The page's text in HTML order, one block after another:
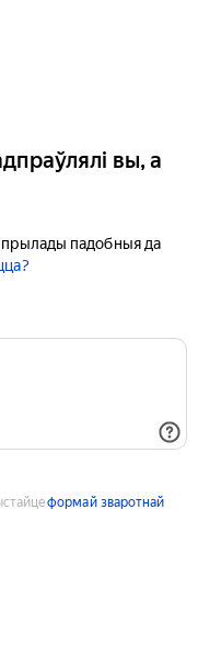
вы, а
падобныя да
формай зваротнай